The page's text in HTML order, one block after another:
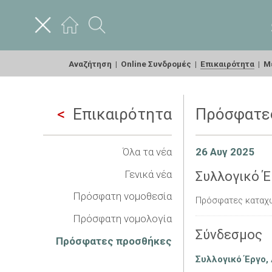
Αναζήτηση | Online Συνδρομές | Επικαιρότητα |
Επικαιρότητα
Όλα τα νέα
Γενικά νέα
Πρόσφατη νομοθεσία
Πρόσφατη νομολογία
Πρόσφατες προσθήκες
26 Αυγ 2025
Συλλογικό
Πρόσφατες
Σύνδεσμος
Συλλογικό Έργο,